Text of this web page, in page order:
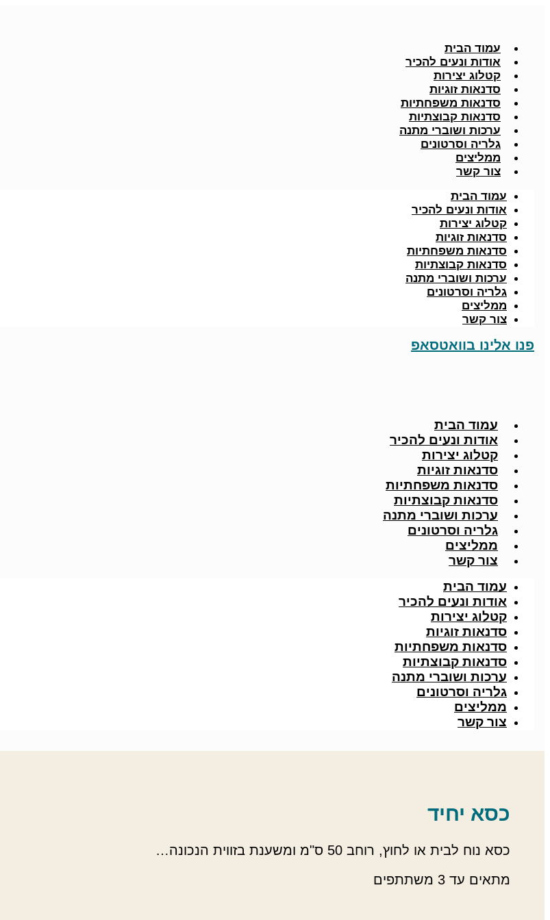
עמוד הבית
אודות ונעים להכיר
קטלוג יצירות
סדנאות זוגיות
סדנאות משפחתיות
סדנאות קבוצתיות
ערכות ושוברי מתנה
גלריה וסרטונים
ממליצים
צור קשר
עמוד הבית
אודות ונעים להכיר
קטלוג יצירות
סדנאות זוגיות
סדנאות משפחתיות
סדנאות קבוצתיות
ערכות ושוברי מתנה
גלריה וסרטונים
ממליצים
צור קשר
פנו אלינו בוואטסאפ
עמוד הבית
אודות ונעים להכיר
קטלוג יצירות
סדנאות זוגיות
סדנאות משפחתיות
סדנאות קבוצתיות
ערכות ושוברי מתנה
גלריה וסרטונים
ממליצים
צור קשר
עמוד הבית
אודות ונעים להכיר
קטלוג יצירות
סדנאות זוגיות
סדנאות משפחתיות
סדנאות קבוצתיות
ערכות ושוברי מתנה
גלריה וסרטונים
ממליצים
צור קשר
כסא יחיד
כסא נוח לבית או לחוץ, רוחב 50 ס"מ ומשענת בזווית הנכונה…
מתאים עד 3 משתתפים